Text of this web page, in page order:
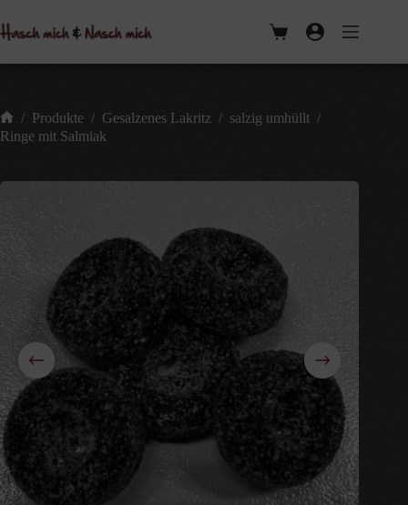
Inhalt
springen
mehrere
Varianten
auf
Warenkorb
Start
/ Produkte / Gesalzenes Lakritz / salzig umhüllt /
Ringe mit Salmiak